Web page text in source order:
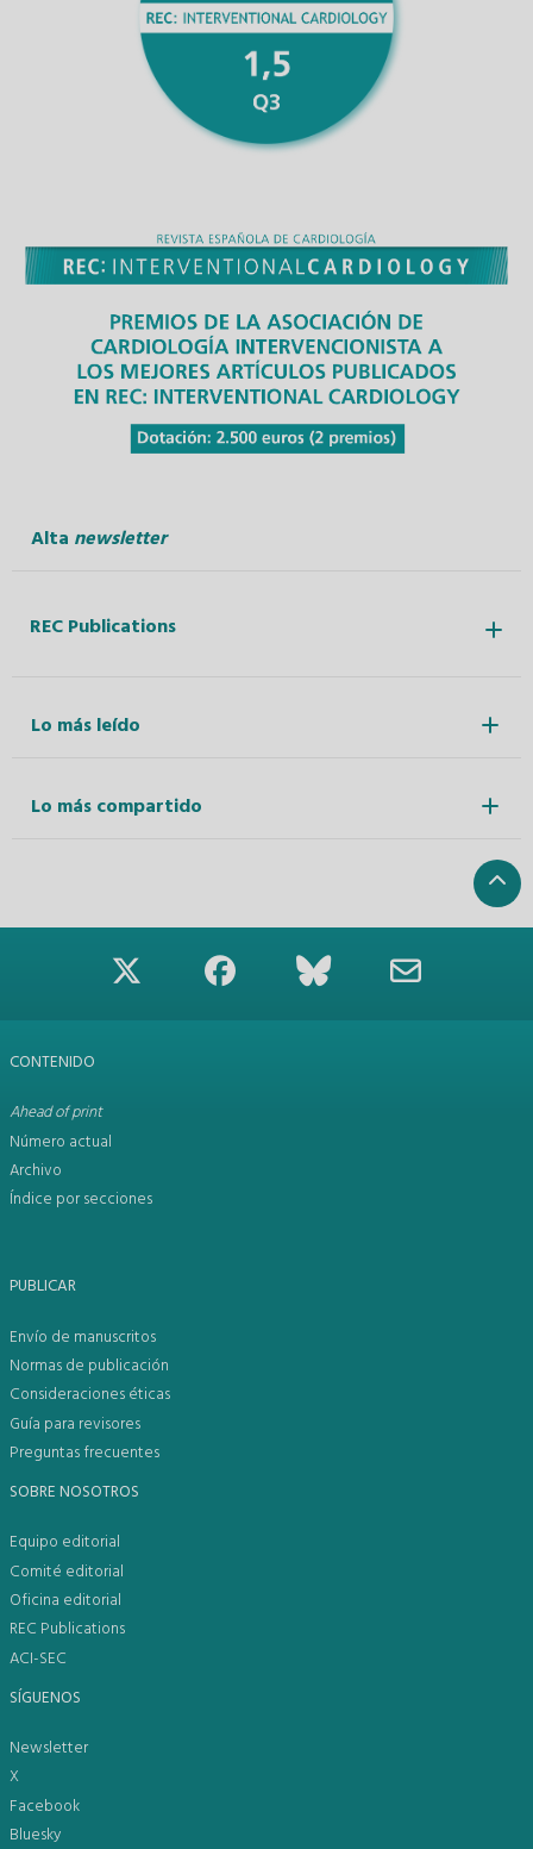
Alta newsletter
REC Publications
Lo más leído
Lo más compartido
CONTENIDO
Ahead of print
Número actual
Archivo
Índice por secciones
PUBLICAR
Envío de manuscritos
Normas de publicación
Consideraciones éticas
Guía para revisores
Preguntas frecuentes
SOBRE NOSOTROS
Equipo editorial
Comité editorial
Oficina editorial
REC Publications
ACI-SEC
SÍGUENOS
Newsletter
X
Facebook
Bluesky